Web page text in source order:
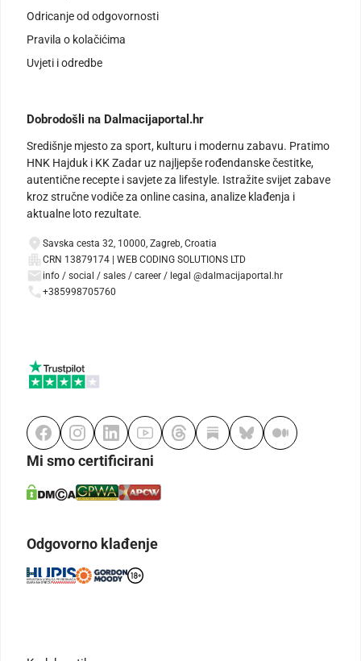
Odricanje od odgovornosti
Pravila o kolačićima
Uvjeti i odredbe
Dobrodošli na Dalmacijaportal.hr
Središnje mjesto za sport, kulturu i modernu zabavu. Pratimo
HNK Hajduk i KK Zadar uz najljepše rođendanske čestitke,
autentične recepte i savjete za lifestyle. Istražite svijet zabave
kroz stručne vodiče za online casina, analize klađenja i
aktualne loto rezultate.
Savska cesta 32, 10000, Zagreb, Croatia
CRN 13879174 | WEB CODING SOLUTIONS LTD
info / social / sales / career / legal @dalmacijaportal.hr
+385998705760
Mi smo certificirani
Odgovorno klađenje